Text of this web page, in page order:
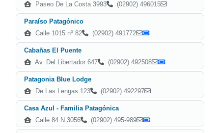
Paseo De La Costa 3993
(02902) 496015
Paraíso Patagónico
Calle 1015 nº 82
(02902) 491772
Cabañas El Puente
Av. Del Libertador 647
(02902) 492508
Patagonia Blue Lodge
De Las Lengas 123
(02902) 492297
Casa Azul - Familia Patagónica
Calle 84 N 3056
(02902) 495-989